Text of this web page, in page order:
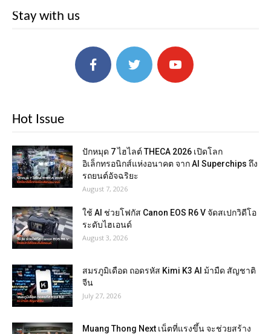
Stay with us
Hot Issue
ปักหมุด 7 ไฮไลต์ THECA 2026 เปิดโลก
อิเล็กทรอนิกส์แห่งอนาคต จาก AI Superchips ถึง
รถยนต์อัจฉริยะ
August 7, 2026
ใช้ AI ช่วยโฟกัส Canon EOS R6 V จัดสเปกวิดีโอ
ระดับไฮเอนด์
August 3, 2026
สมรภูมิเดือด ถอดรหัส Kimi K3 AI ม้ามืด สัญชาติ
จีน
July 27, 2026
Muang Thong Next เน็ตที่แรงขึ้น จะช่วยสร้าง